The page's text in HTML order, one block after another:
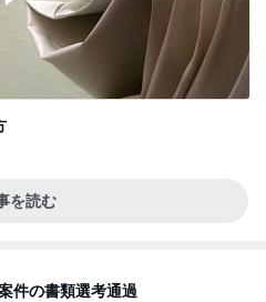
を読む
件の書類選考通過